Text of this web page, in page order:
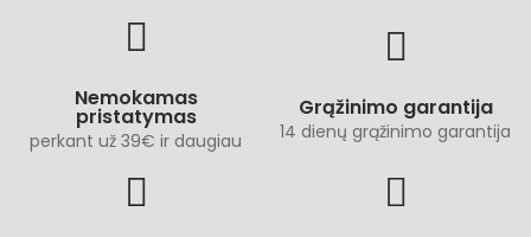
Nemokamas
pristatymas
perkant už 39€ ir daugiau
Grąžinimo garantija
14 dienų grąžinimo garantija